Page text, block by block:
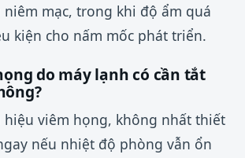
niêm mạc, trong khi độ ẩm quá
kiện cho nấm mốc phát triển.
do máy lạnh có cần tắt
hiệu viêm họng, không nhất thiết
nếu nhiệt độ phòng vẫn ổn